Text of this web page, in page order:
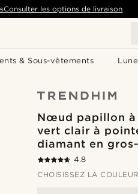
& Sous-vêtements
Consulter les options de livraison
Nœud papillon à
vert clair à
diamant en
4.8
CHOISISSEZ LA COULEUR